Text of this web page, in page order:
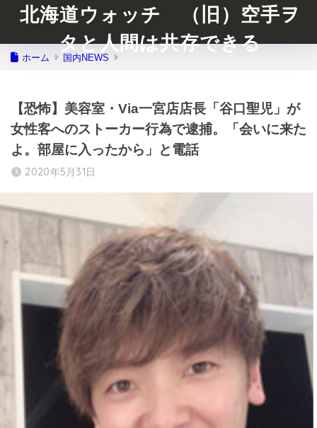
北海道ウォッチ （旧）空手ヲ
タと人間は共存できる
ホーム 国内NEWS
【恐怖】美容室・Via一宮店店長「谷口聖児」が
女性客へのストーカー行為で逮捕。「会いに来た
よ。部屋に入ったから」と電話
2020年5月31日